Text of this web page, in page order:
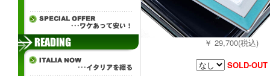
￥ 29,700(税込)
SOLD-OUT